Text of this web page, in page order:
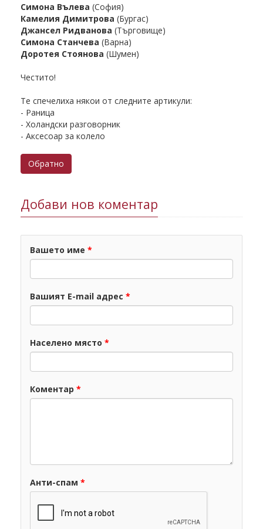
Симона Вълева (София)
Камелия Димитрова (Бургас)
Джансел Ридванова (Търговище)
Симона Станчева (Варна)
Доротея Стоянова (Шумен)
Честито!
Те спечелиха някои от следните артикули:
- Раница
- Холандски разговорник
- Аксесоар за колело
Обратно
Добави нов коментар
Вашето име *
Вашият E-mail адрес *
Населено място *
Коментар *
Анти-спам *